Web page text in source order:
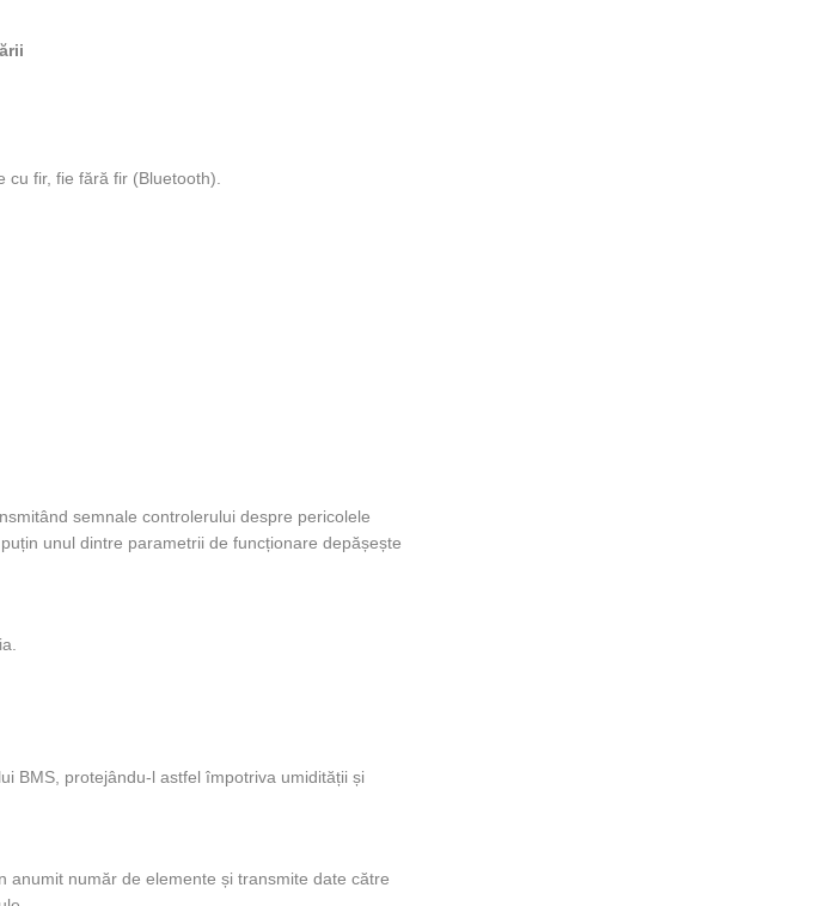
fir, fie fără fir (Bluetooth).
semnale controlerului despre pericolele
unul dintre parametrii de funcționare depășește
BMS, protejându-l astfel împotriva umidității și
anumit număr de elemente și transmite date către